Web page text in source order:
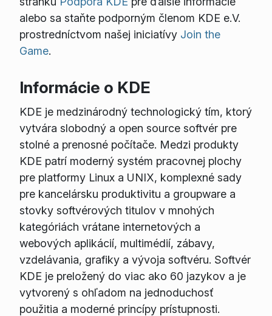
alebo sa staňte podporným členom KDE e.V.
prostredníctvom našej iniciatívy Join the
Game.
Informácie o KDE
KDE je medzinárodný technologický tím, ktorý
vytvára slobodný a open source softvér pre
stolné a prenosné počítače. Medzi produkty
KDE patrí moderný systém pracovnej plochy
pre platformy Linux a UNIX, komplexné sady
pre kancelársku produktivitu a groupware a
stovky softvérových titulov v mnohých
kategóriách vrátane internetových a
webových aplikácií, multimédií, zábavy,
vzdelávania, grafiky a vývoja softvéru. Softvér
KDE je preložený do viac ako 60 jazykov a je
vytvorený s ohľadom na jednoduchosť
použitia a moderné princípy prístupnosti.